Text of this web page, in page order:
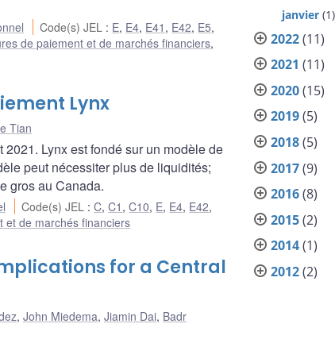
Code(s) JEL : E, E4, E41 , E42, E5,
de paiement et de marchés financiers,
Lynx
Tian
Lynx est fondé sur un modèle de
peut nécessiter plus de liquidités;
gros au Canada.
Code(s) JEL :C,C1 ,C10, E, E4, E42,
et de marchés financiers
for a Central
, John Miedema, Jiamin Dai, Badr
janvier (1)
2022(11)
2021 (11)
2020(15)
2019(5)
2018(5)
2017(9)
2016(8)
2015(2)
2014(1)
2012(2)